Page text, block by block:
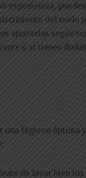
experiencia,
del suelo
ajustarlas según
y, si tienes
higiene óptima
de lavar bien